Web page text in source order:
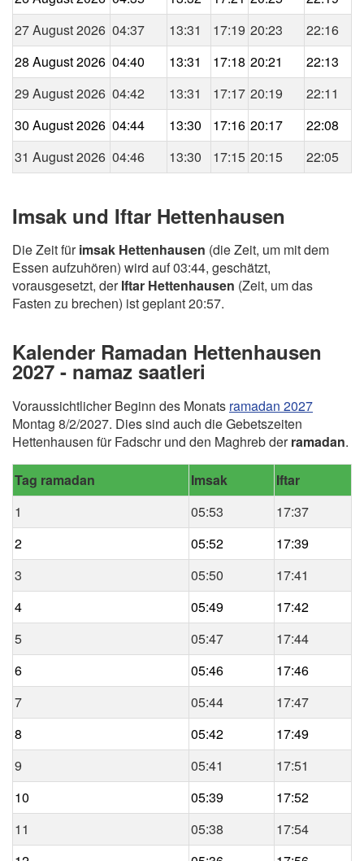
27 August 2026 04:37 13:31 17:19 20:23
22:16
28 August 2026 04:40 13:31 17:18 20:21
22:13
29 August 2026 04:42 13:31 17:17 20:19
22:11
30 August 2026 04:44 13:30 17:16 20:17
22:08
31 August 2026 04:46 13:30 17:15 20:15 22:05
Imsak und Iftar Hettenhausen
Die Zeit fürimsak Hettenhausen (die Zeit, um mit dem
Essen aufzuhören) wird auf 03:44, geschätzt,
vorausgesetzt, derIftar Hettenhausen (Zeit, um das
Fasten zu brechen) ist geplant 20:57.
Kalender Ramadan Hettenhausen
2027 - namaz saatleri
Voraussichtlicher Beginn des Monats ramadan 2027
Montag 8/2/2027. Dies sind auch die Gebetszeiten
Hettenhausen für Fadschr und den Maghreb derramadan.
Tag ramadan Imsak
Iftar
1
05:53
17:37
2
05:52
17:39
3
05:50
17:41
4
05:49
17:42
5
05:47
17:44
6
05:46
17:46
7
05:44
17:47
8
05:42
17:49
9
05:41
17:51
10
05:39
17:52
11
05:38
17:54